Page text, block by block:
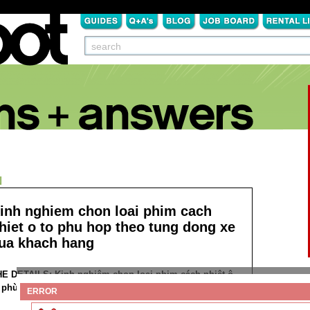
nghiem chon loai phim cach
o to phu hop theo tung dong xe
khach hang
DETAILS:Kinh nghiệm chọn loại phim cách nhiệt ô
hợp theo từng dòng xe của khách hàng
ERROR